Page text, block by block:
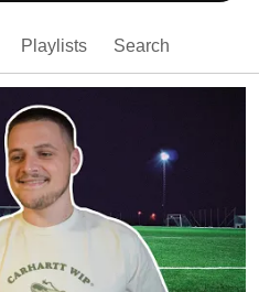
Playlists Search